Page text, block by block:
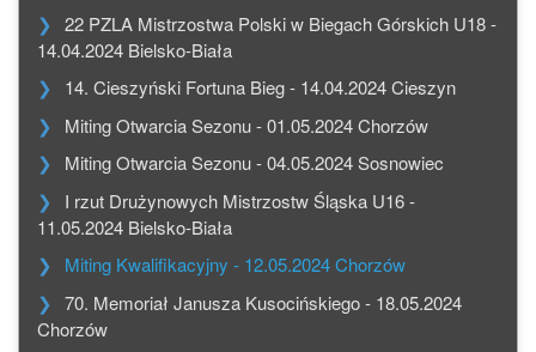
22 PZLA Mistrzostwa Polski w Biegach Górskich U18 -
14.04.2024 Bielsko-Biała
14. Cieszyński Fortuna Bieg - 14.04.2024 Cieszyn
Miting Otwarcia Sezonu - 01.05.2024 Chorzów
Miting Otwarcia Sezonu - 04.05.2024 Sosnowiec
I rzut Drużynowych Mistrzostw Śląska U16 -
11.05.2024 Bielsko-Biała
Miting Kwalifikacyjny - 12.05.2024 Chorzów
70. Memoriał Janusza Kusocińskiego - 18.05.2024
Chorzów